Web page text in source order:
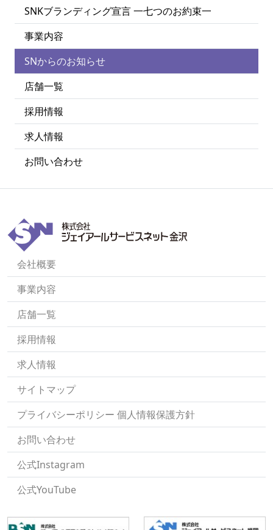
SNKブランディング宣言 一七つのお約束一
事業内容
SNからのお知らせ
店舗一覧
採用情報
求人情報
お問い合わせ
会社概要
事業内容
店舗一覧
採用情報
求人情報
サイトマップ
プライバシーポリシー 個人情報保護方針
お問い合わせ
公式Instagram
公式YouTube